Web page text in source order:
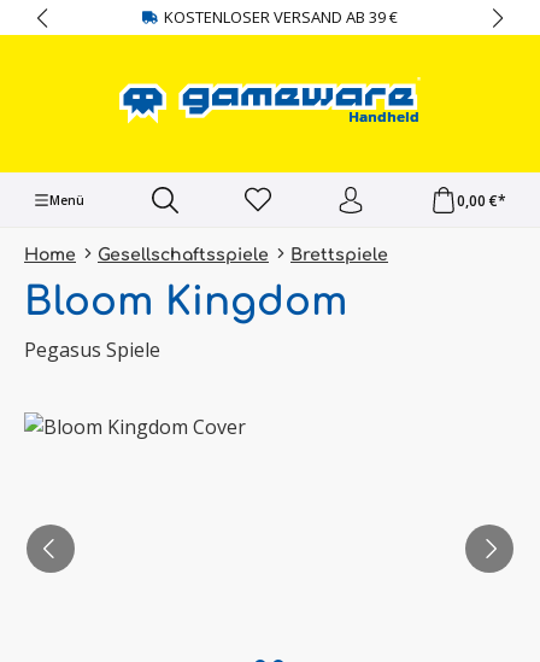
springen KOSTENLOSER VERSAND AB 39 €
Menü 0,00 €*
Home Gesellschaftsspiele Brettspiele
Bloom Kingdom
Pegasus Spiele
Bildergalerie überspringen